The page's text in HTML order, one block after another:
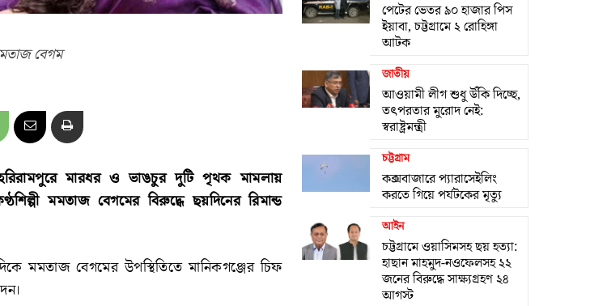
বেগম
মারধর ও ভাঙচুর দুটি পৃথক মামলায়
মমতাজ বেগমের বিরুদ্ধে ছয়দিনের রিমান্ড
মমতাজ বেগমের উপস্থিতিতে মানিকগঞ্জের চিফ
পেটের ভেতর ৯০ হাজার পিস
ইয়াবা, চট্টগ্রামে ২ রোহিঙ্গা
আটক
জাতীয়
আওয়ামী লীগ শুধু উঁকি দিচ্ছে,
তৎপরতার মুরোদ নেই:
স্বরাষ্ট্রমন্ত্রী
চট্টগ্রাম
কক্সবাজারে প্যারাসেইলিং
করতে গিয়ে পর্যটকের মৃত্যু
আইন
চট্টগ্রামে ওয়াসিমসহ ছয় হত্যা:
হাছান মাহমুদ-নওফেলসহ ২২
জনের বিরুদ্ধে সাক্ষ্যগ্রহণ ২৪
আগস্ট